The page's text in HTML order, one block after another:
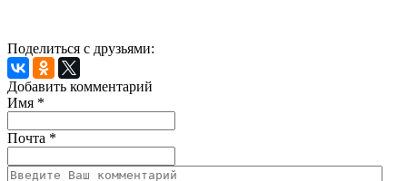
Поделиться с друзьями:
Добавить комментарий
Имя *
Почта *